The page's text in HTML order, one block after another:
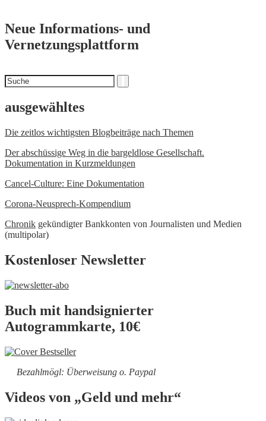
Neue Informations- und
Vernetzungsplattform
Suchen
nach
ausgewähltes
Die zeitlos wichtigsten Blogbeiträge nach Themen
Der abschüssige Weg in die bargeldlose Gesellschaft.
Dokumentation in Kurzmeldungen
Cancel-Culture: Eine Dokumentation
Corona-Neusprech-Kompendium
Chronik gekündigter Bankkonten von Journalisten und Medien
(multipolar)
Kostenloser Newsletter
Buch mit handsignierter
Autogrammkarte, 10€
Bezahlmögl: Überweisung o. Paypal
Videos von „Geld und mehr“